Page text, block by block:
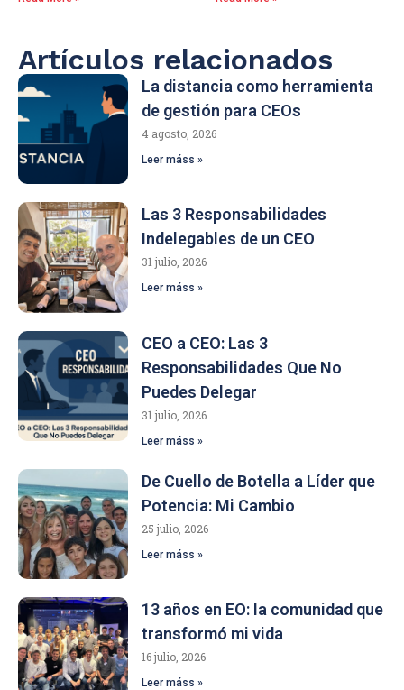
Artículos relacionados
La distancia como herramienta
de gestión para CEOs
4 agosto, 2026
Leer máss »
Las 3 Responsabilidades
Indelegables de un CEO
31 julio, 2026
Leer máss »
CEO a CEO: Las 3
Responsabilidades Que No
Puedes Delegar
31 julio, 2026
Leer máss »
De Cuello de Botella a Líder que
Potencia: Mi Cambio
25 julio, 2026
Leer máss »
13 años en EO: la comunidad que
transformó mi vida
16 julio, 2026
Leer máss »